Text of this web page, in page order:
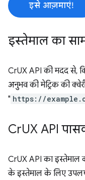
इसे आज़माएं!
इस्तेमाल का
CrUX API की मदद से,
अनुभव की मेट्रिक की
" https://
CrUX API
CrUX API का इस्तेमाल
के इस्तेमाल के लिए